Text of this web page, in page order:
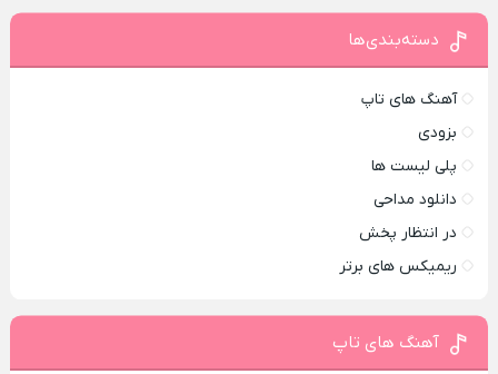
دسته‌بندی‌ها
آهنگ های تاپ
بزودی
پلی لیست ها
دانلود مداحی
در انتظار پخش
ریمیکس های برتر
آهنگ های تاپ